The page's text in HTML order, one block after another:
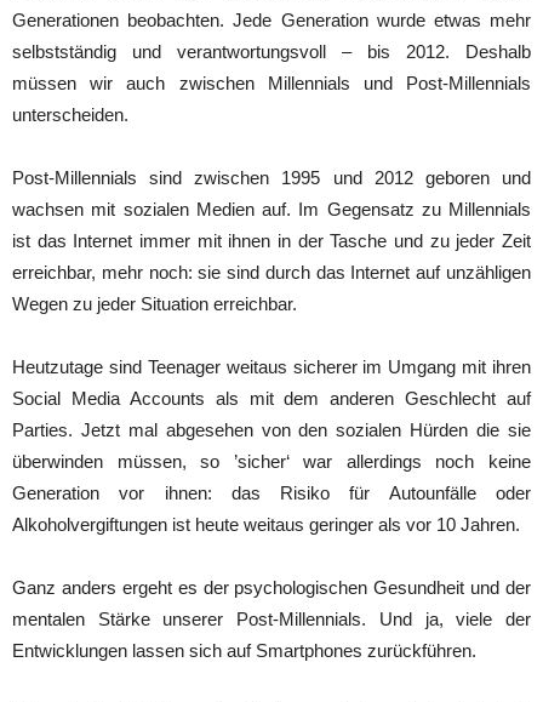
Generationen beobachten. Jede Generation wurde etwas mehr
selbstständig und verantwortungsvoll – bis 2012. Deshalb
müssen wir auch zwischen Millennials und Post-Millennials
unterscheiden.
Post-Millennials sind zwischen 1995 und 2012 geboren und
wachsen mit sozialen Medien auf. Im Gegensatz zu Millennials
ist das Internet immer mit ihnen in der Tasche und zu jeder Zeit
erreichbar, mehr noch: sie sind durch das Internet auf unzähligen
Wegen zu jeder Situation erreichbar.
Heutzutage sind Teenager weitaus sicherer im Umgang mit ihren
Social Media Accounts als mit dem anderen Geschlecht auf
Parties. Jetzt mal abgesehen von den sozialen Hürden die sie
überwinden müssen, so ’sicher‘ war allerdings noch keine
Generation vor ihnen: das Risiko für Autounfälle oder
Alkoholvergiftungen ist heute weitaus geringer als vor 10 Jahren.
Ganz anders ergeht es der psychologischen Gesundheit und der
mentalen Stärke unserer Post-Millennials. Und ja, viele der
Entwicklungen lassen sich auf Smartphones zurückführen.